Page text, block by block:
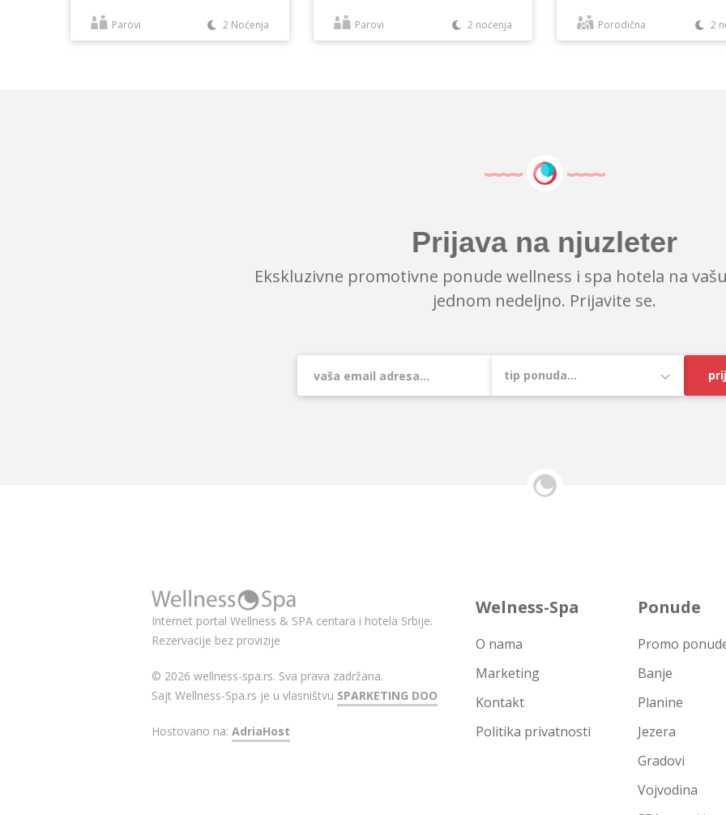
Parovi 2 Noćenja Parovi 2 noćenja Porodična 2
Prijava na njuzleter
Ekskluzivne promotivne ponude wellness i spa hotela na
jednom nedeljno. Prijavite se.
Internet portal Wellness & SPA centara i hotela Srbije.
Rezervacije bez provizije
© 2026 wellness-spa.rs. Sva prava zadržana.
Sajt Wellness-Spa.rs je u vlasništvu SPARKETING DOO
Hostovano na: AdriaHost
Welness-Spa
O nama
Marketing
Kontakt
Politika privatnosti
Ponude
Promo
Banje
Planine
Jezera
Gradovi
Vojvodina